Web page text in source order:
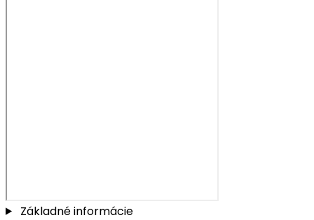
Základné informácie